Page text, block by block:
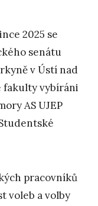
2025 se
senátu
v Ústí nad
fakulty vybíráni
AS UJEP
pracovníků
voleb a volby